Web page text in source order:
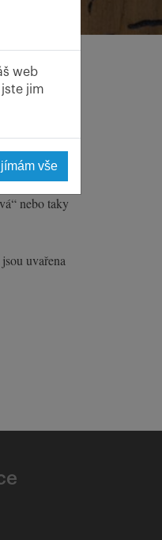
od
musí
dne, se
nebo taky
uvařena
web
jim
vše